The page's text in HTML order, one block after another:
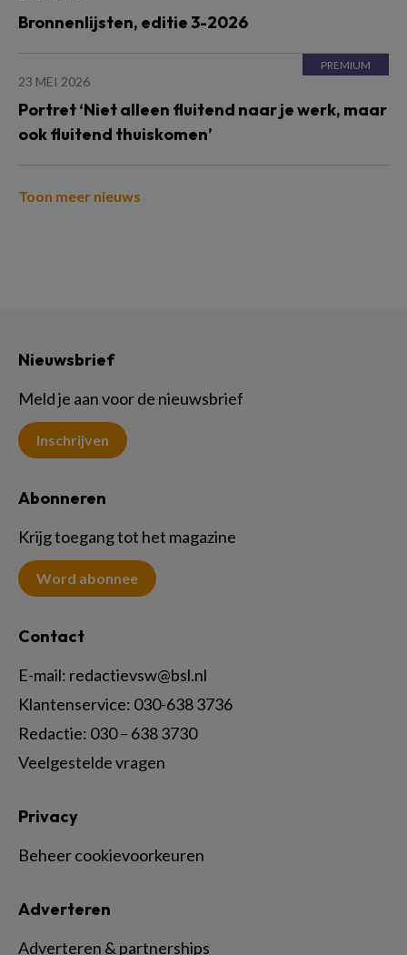
Bronnenlijsten, editie 3-2026
23 MEI 2026
Portret ‘Niet alleen fluitend naar je werk, maar
ook fluitend thuiskomen’
Toon meer nieuws
Nieuwsbrief
Meld je aan voor de nieuwsbrief
Inschrijven
Abonneren
Krijg toegang tot het magazine
Word abonnee
Contact
E-mail: redactievsw@bsl.nl
Klantenservice: 030-638 3736
Redactie: 030 – 638 3730
Veelgestelde vragen
Adverteren
Adverteren & partnerships
Privacy
Beheer cookievoorkeuren